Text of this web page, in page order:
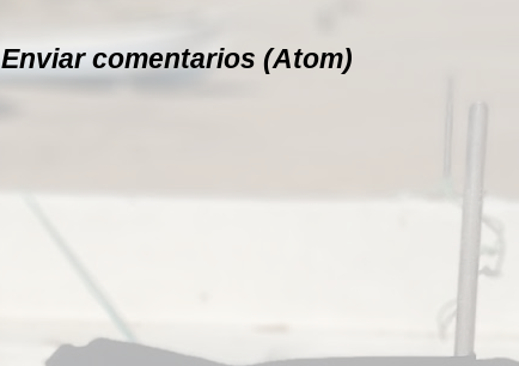
Enviar comentarios (Atom)